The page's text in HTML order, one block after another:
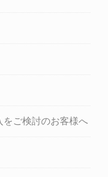
ご検討のお客様へ